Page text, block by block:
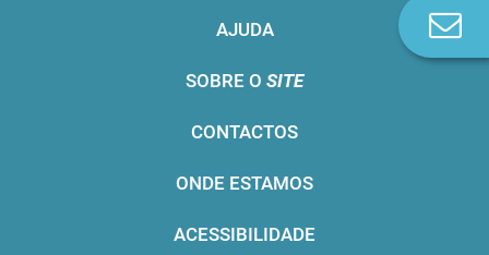
AJUDA
SOBRE O SITE
CONTACTOS
ONDE ESTAMOS
ACESSIBILIDADE